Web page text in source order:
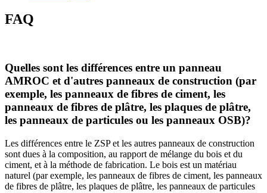
FAQ
Quelles sont les différences entre un panneau
AMROC et d'autres panneaux de construction (par
exemple, les panneaux de fibres de ciment, les
panneaux de fibres de plâtre, les plaques de plâtre,
les panneaux de particules ou les panneaux OSB)?
Les différences entre le ZSP et les autres panneaux de construction
sont dues à la composition, au rapport de mélange du bois et du
ciment, et à la méthode de fabrication. Le bois est un matériau
naturel (par exemple, les panneaux de fibres de ciment, les panneaux
de fibres de plâtre, les plaques de plâtre, les panneaux de particules